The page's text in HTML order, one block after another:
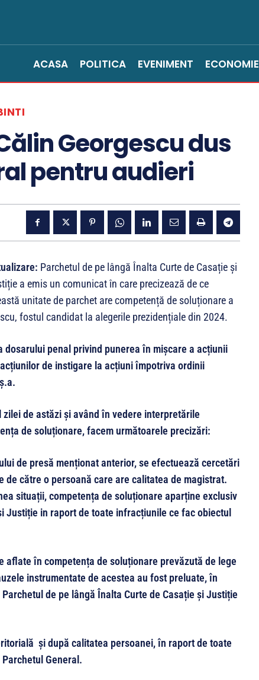
ACASA POLITICA EVENIMENT ECONOMIE
Georgescu dus
pentru audieri
Parchetul de pe lângă Înalta Curte de Casație și
a emis un comunicat în care precizează de ce
unitate de parchet are competență de soluționare a
fostul candidat la alegerile prezidențiale din 2024.
penal privind punerea în mișcare a acțiunii
de instigare la acțiuni împotriva ordinii
de astăzi și având în vedere interpretările
de soluționare, facem următoarele precizări:
de presă menționat anterior, se efectuează cercetări
către o persoană care are calitatea de magistrat.
situații, competența de soluționare aparține exclusiv
Justiție in raport de toate infracțiunile ce fac obiectul
în competența de soluționare prevăzută de lege
instrumentate de acestea au fost preluate, în
de pe lângă Înalta Curte de Casație și Justiție
și după calitatea persoanei, în raport de toate
General.